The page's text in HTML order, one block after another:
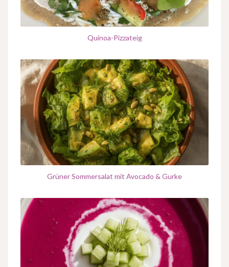
Quinoa-Pizzateig
Grüner Sommersalat mit Avocado & Gurke